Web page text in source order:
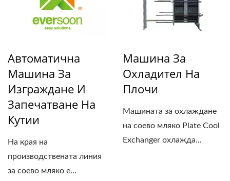
Автоматична
Машина За
Изграждане И
Запечатване На
Кутии
На края на
производствената линия
за соево мляко е
Машина За
Охладител На
Плочи
Машината за охлаждане
на соево мляко Plate Cool
Exchanger охлажда...